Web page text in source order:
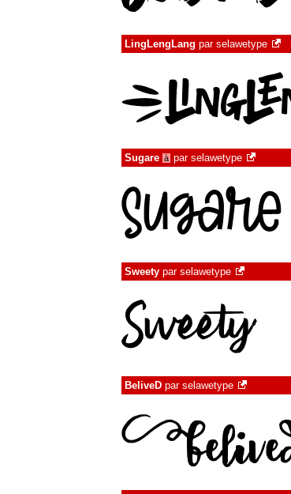
LingLengLang par selawetype
Sugare à par selawetype
Sweety par selawetype
BeliveD par selawetype